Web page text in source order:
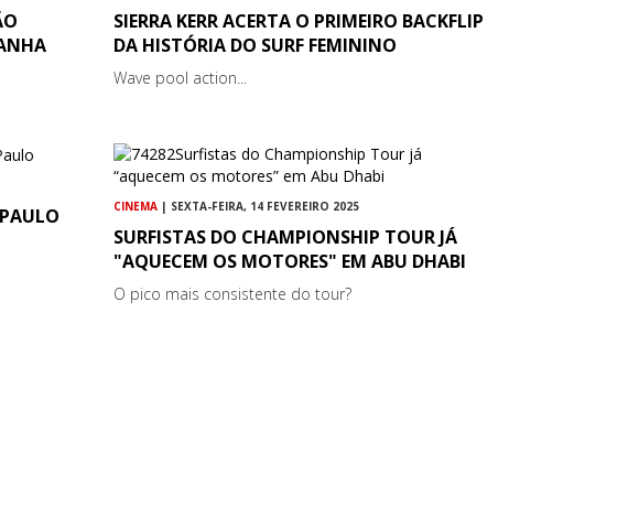
SIERRA KERR ACERTA O PRIMEIRO BACKFLIP
DA HISTÓRIA DO SURF FEMININO
Wave pool action...
CINEMA | SEXTA-FEIRA, 14 FEVEREIRO 2025
SURFISTAS DO CHAMPIONSHIP TOUR JÁ
"AQUECEM OS MOTORES" EM ABU DHABI
O pico mais consistente do tour?